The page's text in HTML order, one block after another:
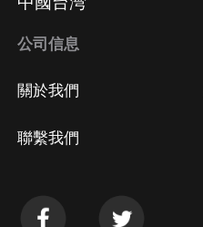
公司信息
關於我們
聯繫我們